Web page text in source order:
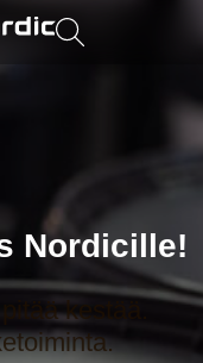
Nordicille!
kestää.